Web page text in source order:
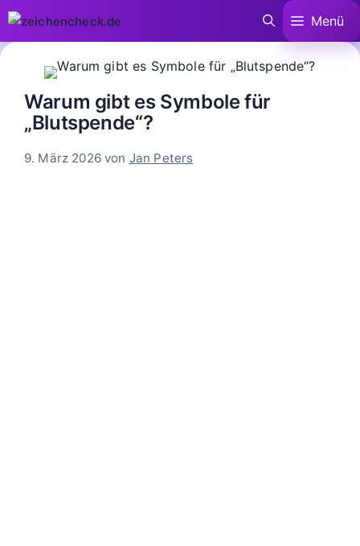
Zum
springen
Menü
Warum gibt es Symbole für
„Blutspende“?
9. März 2026 von Jan Peters